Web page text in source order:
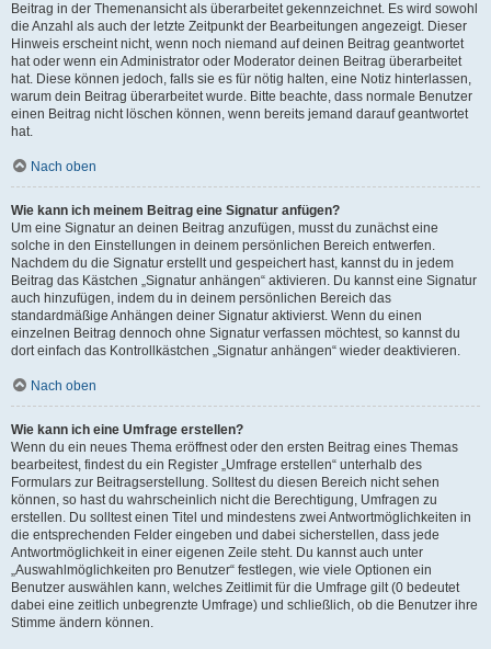
Beitrag in der Themenansicht als überarbeitet gekennzeichnet. Es wird sowohl
die Anzahl als auch der letzte Zeitpunkt der Bearbeitungen angezeigt. Dieser
Hinweis erscheint nicht, wenn noch niemand auf deinen Beitrag geantwortet
hat oder wenn ein Administrator oder Moderator deinen Beitrag überarbeitet
hat. Diese können jedoch, falls sie es für nötig halten, eine Notiz hinterlassen,
warum dein Beitrag überarbeitet wurde. Bitte beachte, dass normale Benutzer
einen Beitrag nicht löschen können, wenn bereits jemand darauf geantwortet
hat.
Nach oben
Wie kann ich meinem Beitrag eine Signatur anfügen?
Um eine Signatur an deinen Beitrag anzufügen, musst du zunächst eine
solche in den Einstellungen in deinem persönlichen Bereich entwerfen.
Nachdem du die Signatur erstellt und gespeichert hast, kannst du in jedem
Beitrag das Kästchen „Signatur anhängen“ aktivieren. Du kannst eine Signatur
auch hinzufügen, indem du in deinem persönlichen Bereich das
standardmäßige Anhängen deiner Signatur aktivierst. Wenn du einen
einzelnen Beitrag dennoch ohne Signatur verfassen möchtest, so kannst du
dort einfach das Kontrollkästchen „Signatur anhängen“ wieder deaktivieren.
Nach oben
Wie kann ich eine Umfrage erstellen?
Wenn du ein neues Thema eröffnest oder den ersten Beitrag eines Themas
bearbeitest, findest du ein Register „Umfrage erstellen“ unterhalb des
Formulars zur Beitragserstellung. Solltest du diesen Bereich nicht sehen
können, so hast du wahrscheinlich nicht die Berechtigung, Umfragen zu
erstellen. Du solltest einen Titel und mindestens zwei Antwortmöglichkeiten in
die entsprechenden Felder eingeben und dabei sicherstellen, dass jede
Antwortmöglichkeit in einer eigenen Zeile steht. Du kannst auch unter
„Auswahlmöglichkeiten pro Benutzer“ festlegen, wie viele Optionen ein
Benutzer auswählen kann, welches Zeitlimit für die Umfrage gilt (0 bedeutet
dabei eine zeitlich unbegrenzte Umfrage) und schließlich, ob die Benutzer ihre
Stimme ändern können.